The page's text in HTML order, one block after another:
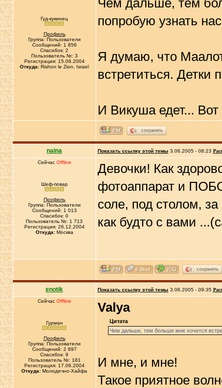
Гуд-кукинец
Профиль
Группа: Пользователи
Сообщений: 1 856
Спасибок: 2
Пользователь №: 3
Регистрация: 15.06.2004
Откуда: Rishon le Zion, Israel
Чем дальше, тем
попробую узнать
Я думаю, что
встретиться. Детки
И Викуша едет...
сохранить
naina Показать ссылку этой темы 3.06.2005 - 08:23
Сейчас Offline
Шеф-повар
Профиль
Группа: Пользователи
Сообщений: 1 013
Спасибок: 0
Пользователь №: 1 713
Регистрация: 26.12.2004
Откуда:Москва
Девочки! Как
фотоаппарат и
соле, под столом,
как будто с вами
сохранить
enotik Показать ссылку этой темы 3.06.2005 - 09:35
Сейчас Offline
Гурман
Профиль
Группа: Пользователи
Сообщений: 2 897
Спасибок: 9
Пользователь №: 181
Регистрация: 17.06.2004
Откуда: Молодечно-Хайфа
Valya
Цитата
Чем дальше, тем больше мне хочется
И мне, и мне!
Такое приятное